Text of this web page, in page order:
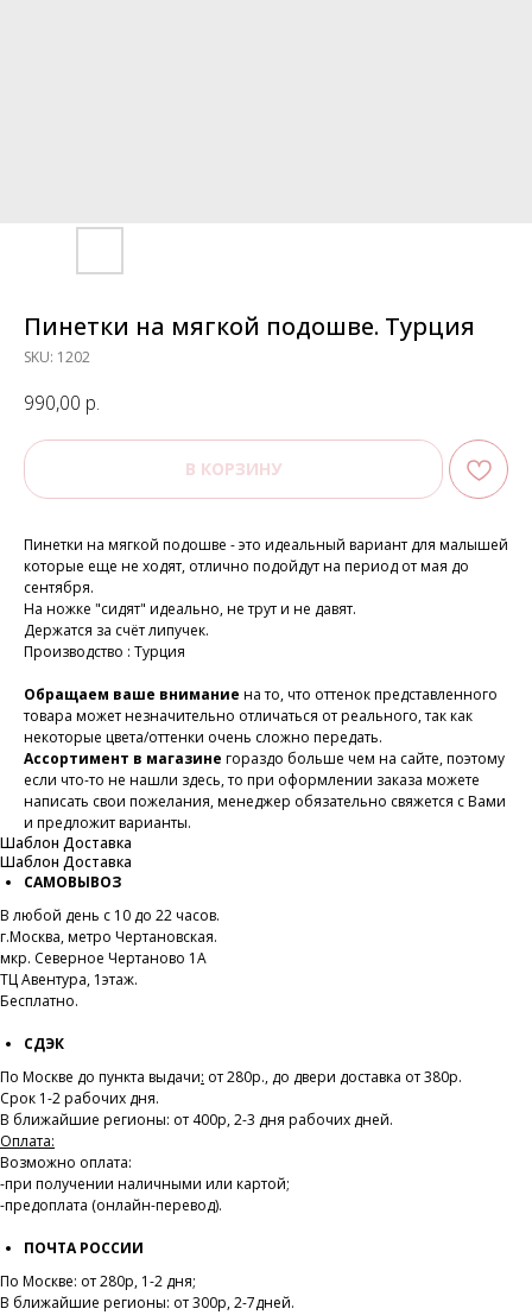
Пинетки на мягкой подошве. Турция
SKU: 1202
990,00 р.
В КОРЗИНУ
Пинетки на мягкой подошве - это идеальный вариант для малышей
которые еще не ходят, отлично подойдут на период от мая до
сентября.
На ножке "сидят" идеально, не трут и не давят.
Держатся за счёт липучек.
Производство : Турция
Обращаем ваше внимание на то, что оттенок представленного
товара может незначительно отличаться от реального, так как
некоторые цвета/оттенки очень сложно передать.
Ассортимент в магазине гораздо больше чем на сайте, поэтому
если что-то не нашли здесь, то при оформлении заказа можете
написать свои пожелания, менеджер обязательно свяжется с Вами
и предложит варианты.
Шаблон Доставка
Шаблон Доставка
САМОВЫВОЗ
В любой день с 10 до 22 часов.
г.Москва, метро Чертановская.
мкр. Северное Чертаново 1А
ТЦ Авентура, 1этаж.
Бесплатно.
СДЭК
По Москве до пункта выдачи: от 280р., до двери доставка от 380р.
Срок 1-2 рабочих дня.
В ближайшие регионы: от 400р, 2-3 дня рабочих дней.
Оплата:
Возможно оплата:
-при получении наличными или картой;
-предоплата (онлайн-перевод).
ПОЧТА РОССИИ
По Москве: от 280р, 1-2 дня;
В ближайшие регионы: от 300р, 2-7дней.